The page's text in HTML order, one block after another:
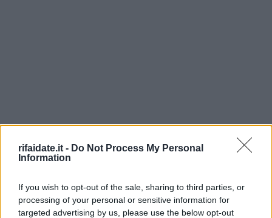
rifaidate.it - Do Not Process My Personal
Information
If you wish to opt-out of the sale, sharing to third parties, or
processing of your personal or sensitive information for
targeted advertising by us, please use the below opt-out